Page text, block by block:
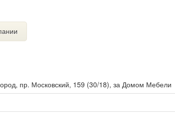
пр. Московский, 159 (30/18), за Домом Мебели